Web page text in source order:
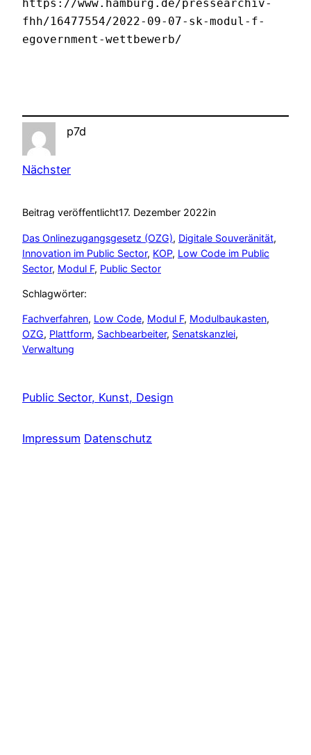
https://www.hamburg.de/pressearchiv-
fhh/16477554/2022-09-07-sk-modul-f-
egovernment-wettbewerb/
p7d
Nächster
Beitrag veröffentlicht17. Dezember 2022in
Das Onlinezugangsgesetz (OZG), Digitale Souveränität
Innovation im Public Sector, KOP, Low Code im Public
Sector, Modul F, Public Sector
Schlagwörter:
Fachverfahren, Low Code, Modul F, Modulbaukasten
OZG, Plattform, Sachbearbeiter, Senatskanzlei
Verwaltung
Public Sector, Kunst, Design
Impressum Datenschutz